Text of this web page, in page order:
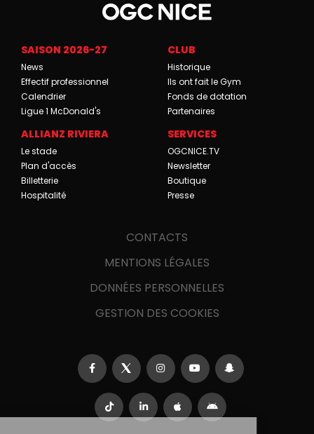
SAISON 2026-27
News
Effectif professionnel
Calendrier
Ligue 1 McDonald's
CLUB
Historique
Ils ont fait le Gym
Fonds de dotation
Partenaires
ALLIANZ RIVIERA
Le stade
Plan d'accès
Billetterie
Hospitalité
SERVICES
OGCNICE.TV
Newsletter
Boutique
Presse
CONTACTS
MENTIONS LÉGALES
DONNÉES PERSONNELLES
GESTION DES COOKIES